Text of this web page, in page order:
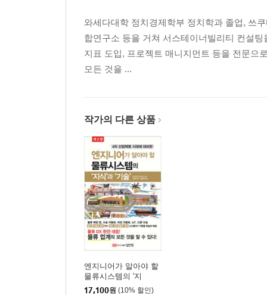
와세다대학 정치경제학부 정치학과 졸업, 쓰
합연구소 등을 거쳐 서스테이너빌리티 컨설
지표 도입, 프로젝트 매니지먼트 등을 전문으
모든 것을 ...
작가의 다른 상품
엔지니어가 알아야 할
물류시스템의 '지
식'과'기술'
17,100원 (10% 할인)